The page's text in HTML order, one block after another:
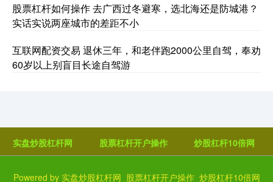
股票杠杆如何操作 去广西过冬避寒，选北海还是防城港？
实话实说两座城市的差距不小
互联网配资交易 退休三年，和老伴跑2000公里自驾，奉劝
60岁以上别盲目长途自驾游
实盘炒股杠杆网 股票杠杆开户操作 炒股杠杆10倍网
Powered by 实盘炒股杠杆网_股票杠杆开户操作_炒股杠杆10倍网